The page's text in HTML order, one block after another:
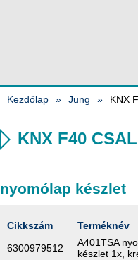
Kezdőlap Jung KNX
KNX F40
nyomólap készlet
Cikkszám Terméknév
6300979512
A401TSA
készlet 1x,